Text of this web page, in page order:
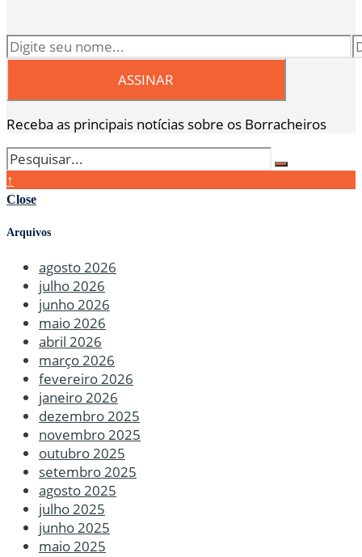
Receba as principais notícias sobre os Borracheiros
↑
Close
Arquivos
agosto 2026
julho 2026
junho 2026
maio 2026
abril 2026
março 2026
fevereiro 2026
janeiro 2026
dezembro 2025
novembro 2025
outubro 2025
setembro 2025
agosto 2025
julho 2025
junho 2025
maio 2025